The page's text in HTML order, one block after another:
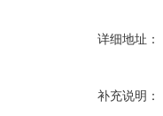
详细地址：
补充说明：